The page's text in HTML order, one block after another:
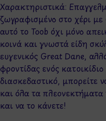
Χαρακτηριστικά:
ζωγραφισμένο στο χέρι
αυτό το Toob όχι μόνο
κοινά και γνωστά είδη
ευγενικός Great Dane,
φροντίδας ενός
διασκεδαστικό, μπορείτε
και όλα τα πλεονεκτήματα
και να το κάνετε!